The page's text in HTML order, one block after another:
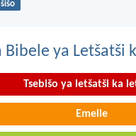
ya Letšatši
Tsebišo ya letšatši ka
Emeile